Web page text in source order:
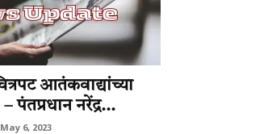
आतंकवाद्यांच्या
पंतप्रधान नरेंद्र...
May 6, 2023